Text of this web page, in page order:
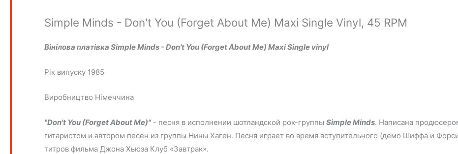
Simple Minds - Don't You (Forget About Me) Maxi Single Vinyl, 45 RPM
Вінілова платівка Simple Minds - Don't You (Forget About Me) Maxi Single vinyl
Рік випуску 1985
Виробництво Німеччина
"Don't You (Forget About Me)" - песня в исполнении шотландской рок-группыSimple Minds. Написана
гитаристом и автором песен из группы Нины Хаген. Песня играет во время вступительного (демо Шиффа и
титров фильма Джона Хьюза Клуб «Завтрак».